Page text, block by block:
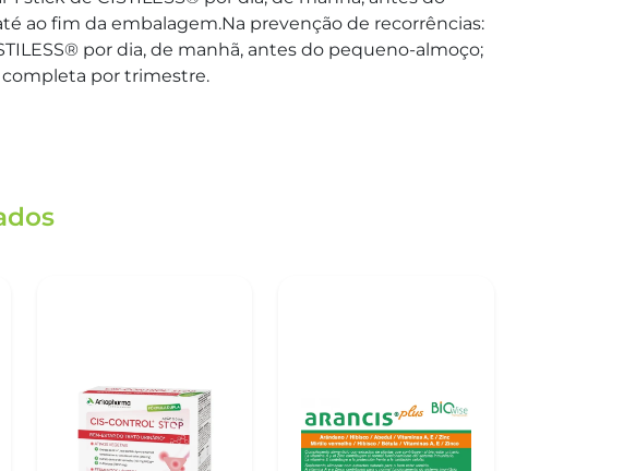
ao fim da embalagem.Na prevenção de recorrências:
por dia, de manhã, antes do pequeno-almoço;
completa por trimestre.